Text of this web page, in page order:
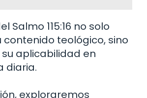
Salmo 115:16 no solo
contenido teológico, sino
aplicabilidad en
diaria.
exploraremos